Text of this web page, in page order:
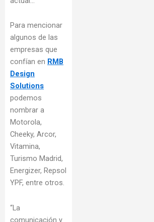
Para mencionar
algunos de las
empresas que
confían en RMB
Design
Solutions
podemos
nombrar a
Motorola,
Cheeky, Arcor,
Vitamina,
Turismo Madrid,
Energizer, Repsol
YPF, entre otros.
“La
comunicación y